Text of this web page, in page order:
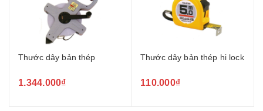
Thước dây bản thép
1.344.000₫
Thước dây bản thép hi lock
110.000₫